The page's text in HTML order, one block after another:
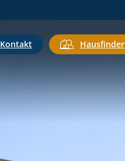
Kontakt Hausfinder